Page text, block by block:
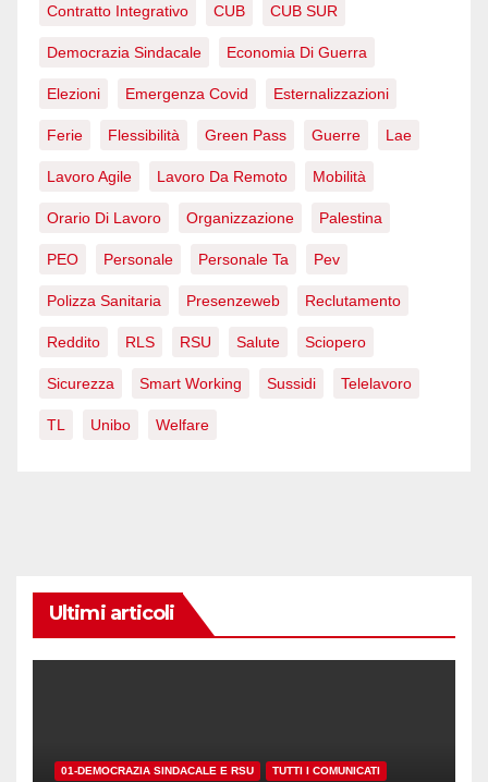
Contratto Integrativo CUB CUB SUR
Democrazia Sindacale Economia Di Guerra
Elezioni Emergenza Covid Esternalizzazioni
Ferie Flessibilità Green Pass Guerre Lae
Lavoro Agile Lavoro Da Remoto Mobilità
Orario Di Lavoro Organizzazione Palestina
PEO Personale Personale Ta Pev
Polizza Sanitaria Presenzeweb Reclutamento
Reddito RLS RSU Salute Sciopero
Sicurezza Smart Working Sussidi Telelavoro
TL Unibo Welfare
Ultimi articoli
01-DEMOCRAZIA SINDACALE E RSU TUTTI I COMUNICATI